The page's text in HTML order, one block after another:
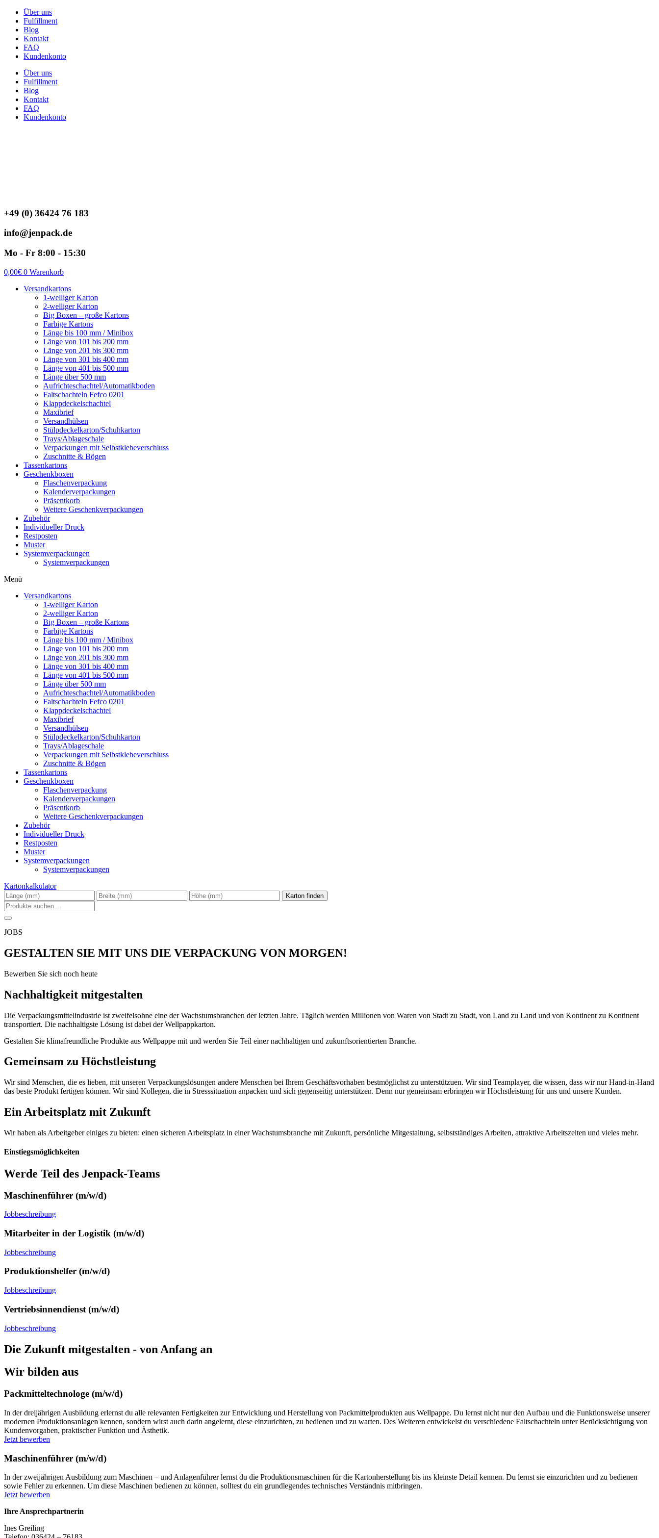
Über uns
Fulfillment
Blog
Kontakt
FAQ
Kundenkonto
Über uns
Fulfillment
Blog
Kontakt
FAQ
Kundenkonto
+49 (0) 36424 76 183
info@jenpack.de
Mo - Fr 8:00 - 15:30
0,00€ 0 Warenkorb
Versandkartons
1-welliger Karton
2-welliger Karton
Big Boxen – große Kartons
Farbige Kartons
Länge bis 100 mm / Minibox
Länge von 101 bis 200 mm
Länge von 201 bis 300 mm
Länge von 301 bis 400 mm
Länge von 401 bis 500 mm
Länge über 500 mm
Aufrichteschachtel/Automatikboden
Faltschachteln Fefco 0201
Klappdeckelschachtel
Maxibrief
Versandhülsen
Stülpdeckelkarton/Schuhkarton
Trays/Ablageschale
Verpackungen mit Selbstklebeverschluss
Zuschnitte & Bögen
Tassenkartons
Geschenkboxen
Flaschenverpackung
Kalenderverpackungen
Präsentkorb
Weitere Geschenkverpackungen
Zubehör
Individueller Druck
Restposten
Muster
Systemverpackungen
Systemverpackungen
Menü
Versandkartons
1-welliger Karton
2-welliger Karton
Big Boxen – große Kartons
Farbige Kartons
Länge bis 100 mm / Minibox
Länge von 101 bis 200 mm
Länge von 201 bis 300 mm
Länge von 301 bis 400 mm
Länge von 401 bis 500 mm
Länge über 500 mm
Aufrichteschachtel/Automatikboden
Faltschachteln Fefco 0201
Klappdeckelschachtel
Maxibrief
Versandhülsen
Stülpdeckelkarton/Schuhkarton
Trays/Ablageschale
Verpackungen mit Selbstklebeverschluss
Zuschnitte & Bögen
Tassenkartons
Geschenkboxen
Flaschenverpackung
Kalenderverpackungen
Präsentkorb
Weitere Geschenkverpackungen
Zubehör
Individueller Druck
Restposten
Muster
Systemverpackungen
Systemverpackungen
Kartonkalkulator
JOBS
GESTALTEN SIE MIT UNS DIE VERPACKUNG VON MORGEN!
Bewerben Sie sich noch heute
Nachhaltigkeit mitgestalten
Die Verpackungsmittelindustrie ist zweifelsohne eine der Wachstumsbranchen der letzten Jahre. Täglich werden Millionen von Waren von Stadt zu Stadt, von Land zu Land und von Kontinent zu Kontinent
transportiert. Die nachhaltigste Lösung ist dabei der Wellpappkarton.
Gestalten Sie klimafreundliche Produkte aus Wellpappe mit und werden Sie Teil einer nachhaltigen und zukunftsorientierten Branche.
Gemeinsam zu Höchstleistung
Wir sind Menschen, die es lieben, mit unseren Verpackungslösungen andere Menschen bei Ihrem Geschäftsvorhaben bestmöglichst zu unterstützuen. Wir sind Teamplayer, die wissen, dass wir nur Hand-in-Hand
das beste Produkt fertigen können. Wir sind Kollegen, die in Stresssituation anpacken und sich gegenseitig unterstützen. Denn nur gemeinsam erbringen wir Höchstleistung für uns und unsere Kunden.
Ein Arbeitsplatz mit Zukunft
Wir haben als Arbeitgeber einiges zu bieten: einen sicheren Arbeitsplatz in einer Wachstumsbranche mit Zukunft, persönliche Mitgestaltung, selbstständiges Arbeiten, attraktive Arbeitszeiten und vieles mehr.
Einstiegsmöglichkeiten
Werde Teil des Jenpack-Teams
Maschinenführer (m/w/d)
Jobbeschreibung
Mitarbeiter in der Logistik (m/w/d)
Jobbeschreibung
Produktionshelfer (m/w/d)
Jobbeschreibung
Vertriebsinnendienst (m/w/d)
Jobbeschreibung
Die Zukunft mitgestalten - von Anfang an
Wir bilden aus
Packmitteltechnologe (m/w/d)
In der dreijährigen Ausbildung erlernst du alle relevanten Fertigkeiten zur Entwicklung und Herstellung von Packmittelprodukten aus Wellpappe. Du lernst nicht nur den Aufbau und die Funktionsweise unserer
modernen Produktionsanlagen kennen, sondern wirst auch darin angelernt, diese einzurichten, zu bedienen und zu warten. Des Weiteren entwickelst du verschiedene Faltschachteln unter Berücksichtigung von
Kundenvorgaben, praktischer Funktion und Ästhetik.
Jetzt bewerben
Maschinenführer (m/w/d)
In der zweijährigen Ausbildung zum Maschinen – und Anlagenführer lernst du die Produktionsmaschinen für die Kartonherstellung bis ins kleinste Detail kennen. Du lernst sie einzurichten und zu bedienen
sowie Fehler zu erkennen. Um diese Maschinen bedienen zu können, solltest du ein grundlegendes technisches Verständnis mitbringen.
Jetzt bewerben
Ihre Ansprechpartnerin
Ines Greiling